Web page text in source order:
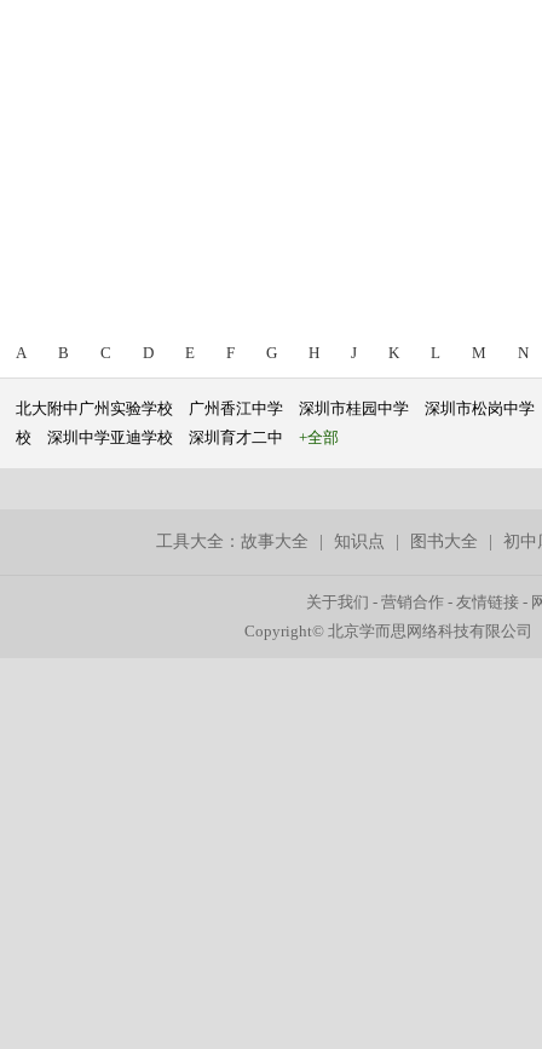
A B C D E F G H J K L M N
北大附中广州实验学校 广州香江中学 深圳市桂园中学
深圳市松岗中学
校
深圳中学亚迪学校 深圳育才二中 +全部
工具大全：故事大全 |知识点 图书大全 |初中
关于我们 -营销合作 -友情链接 -
Copyright© 北京学而思网络科技有限公司